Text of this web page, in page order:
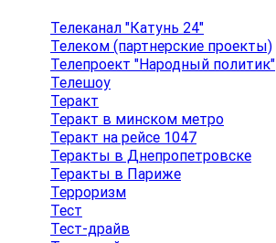
Телеканал "Катунь 24"
Телеком (партнерские проекты)
Телепроект "Народный политик"
Телешоу
Теракт
Теракт в минском метро
Теракт на рейсе 1047
Теракты в Днепропетровске
Теракты в Париже
Терроризм
Тест
Тест-драйв